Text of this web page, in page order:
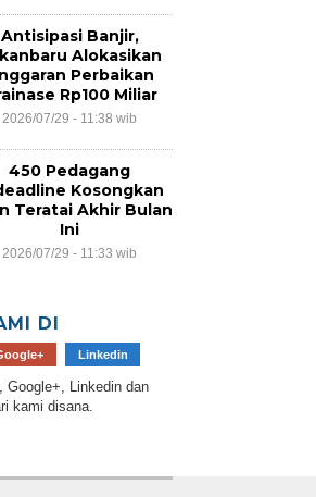
Antisipasi Banjir,
Alokasikan
Perbaikan
Rp100 Miliar
2026/07/29 - 11:38 wib
450 Pedagang
Kosongkan
Teratai Akhir Bulan
Ini
2026/07/29 - 11:33 wib
DI
Linkedin
Google+, Linkedin dan
kami disana.